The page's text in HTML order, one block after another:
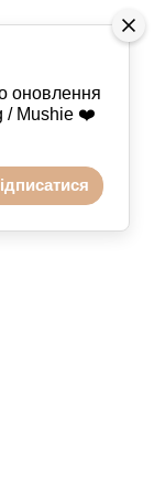
оновлення
/ Mushie ❤️